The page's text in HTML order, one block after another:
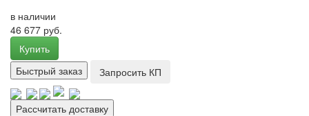
в наличии
46 677 руб.
Купить
Быстрый заказ
Запросить КП
Рассчитать доставку